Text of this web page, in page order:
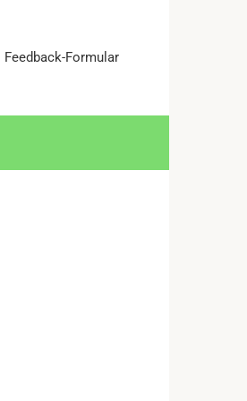
Feedback-Formular